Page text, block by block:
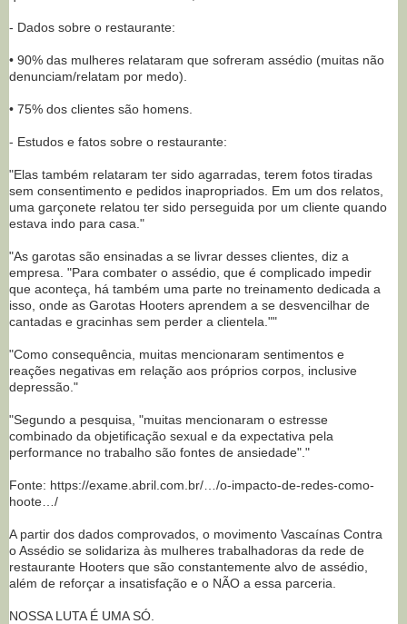
- Dados sobre o restaurante:
• 90% das mulheres relataram que sofreram assédio (muitas não
denunciam/relatam por medo).
• 75% dos clientes são homens.
- Estudos e fatos sobre o restaurante:
"Elas também relataram ter sido agarradas, terem fotos tiradas
sem consentimento e pedidos inapropriados. Em um dos relatos,
uma garçonete relatou ter sido perseguida por um cliente quando
estava indo para casa."
"As garotas são ensinadas a se livrar desses clientes, diz a
empresa. "Para combater o assédio, que é complicado impedir
que aconteça, há também uma parte no treinamento dedicada a
isso, onde as Garotas Hooters aprendem a se desvencilhar de
cantadas e gracinhas sem perder a clientela.""
"Como consequência, muitas mencionaram sentimentos e
reações negativas em relação aos próprios corpos, inclusive
depressão."
"Segundo a pesquisa, "muitas mencionaram o estresse
combinado da objetificação sexual e da expectativa pela
performance no trabalho são fontes de ansiedade"."
Fonte: https://exame.abril.com.br/…/o-impacto-de-redes-como-
hoote…/
A partir dos dados comprovados, o movimento Vascaínas Contra
o Assédio se solidariza às mulheres trabalhadoras da rede de
restaurante Hooters que são constantemente alvo de assédio,
além de reforçar a insatisfação e o NÃO a essa parceria.
NOSSA LUTA É UMA SÓ.